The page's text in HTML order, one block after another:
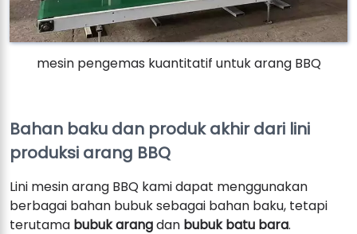
mesin pengemas kuantitatif untuk arang BBQ
Bahan baku dan produk akhir dari lini
produksi arang BBQ
Lini mesin arang BBQ kami dapat menggunakan
berbagai bahan bubuk sebagai bahan baku, tetapi
terutama bubuk arangdan bubuk batu bara.